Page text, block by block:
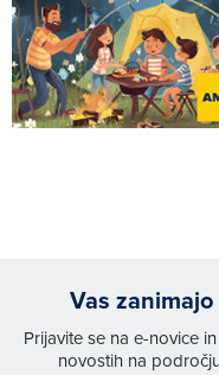
Vas
Prijavite se na e-novice
novostih na